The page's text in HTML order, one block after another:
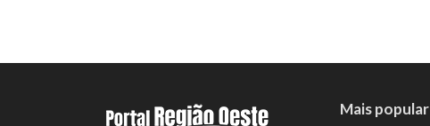
Mais popular